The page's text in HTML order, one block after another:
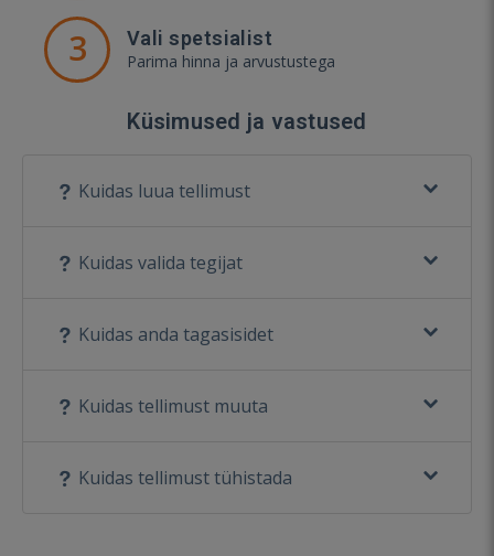
3 Vali spetsialist
Parima hinna ja arvustustega
Küsimused ja vastused
Kuidas luua tellimust
Kuidas valida tegijat
Kuidas anda tagasisidet
Kuidas tellimust muuta
Kuidas tellimust tühistada